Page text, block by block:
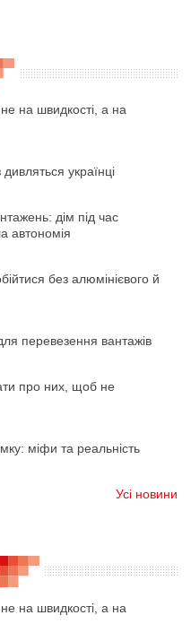
на швидкості, а на
українці
дім під час
автономія
без алюмінієвого й
перевезення вантажів
про них, щоб не
міфи та реальність
Усі новини
на швидкості, а на